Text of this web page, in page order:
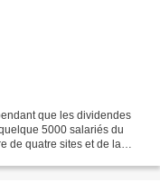
que les dividendes
5000 salariés du
de quatre sites et de la